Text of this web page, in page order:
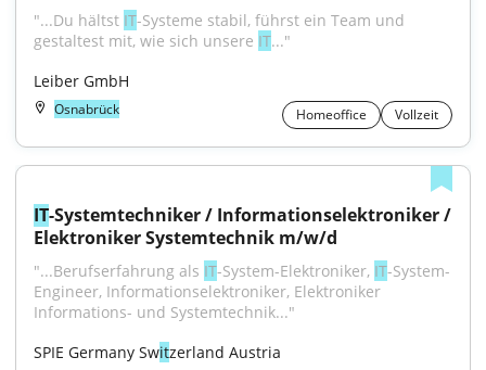
"...Du hältst IT-Systeme stabil, führst ein Team und
gestaltest mit, wie sich unsere IT..."
Leiber GmbH
Osnabrück Homeoffice Vollzeit
IT-Systemtechniker / Informationselektroniker /
Elektroniker Systemtechnik m/w/d
"...Berufserfahrung als IT-System-Elektroniker, IT-System-
Engineer, Informationselektroniker, Elektroniker
Informations- und Systemtechnik..."
SPIE Germany Switzerland Austria